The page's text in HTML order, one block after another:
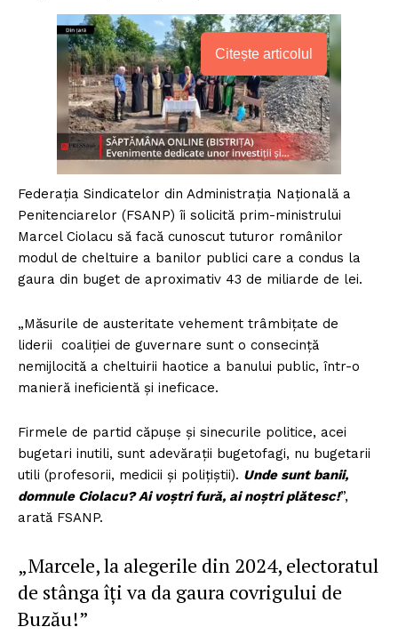
Citește articolul
Federația Sindicatelor din Administrația Națională a
Penitenciarelor (FSANP) îi solicită prim-ministrului
Marcel Ciolacu să facă cunoscut tuturor românilor
modul de cheltuire a banilor publici care a condus la
gaura din buget de aproximativ 43 de miliarde de lei.
„Măsurile de austeritate vehement trâmbițate de
liderii coaliției de guvernare sunt o consecință
nemijlocită a cheltuirii haotice a banului public, într-o
manieră ineficientă și ineficace.
Firmele de partid căpușe și sinecurile politice, acei
bugetari inutili, sunt adevărații bugetofagi, nu bugetarii
utili (profesorii, medicii și polițiștii). Unde sunt banii,
domnule Ciolacu? Ai voștri fură, ai noștri plătesc!”,
arată FSANP.
„Marcele, la alegerile din 2024, electoratul
de stânga îți va da gaura covrigului de
Buzău!”